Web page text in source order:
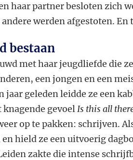
haar partner besloten zich
werden afgestoten. En
bestaan
met haar jeugdliefde die
een jongen en een
jaar geleden leidde ze een
knagende gevoelIs this all
op te pakken: schrijven.
hield ze een uitvoerig
zakte die intense